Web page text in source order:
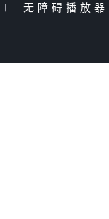
| 无障碍播放器